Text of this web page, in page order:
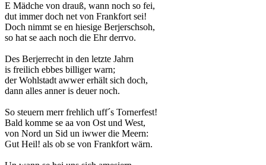
E Mädche von drauß, wann noch so fei,
dut immer doch net von Frankfort sei!
Doch nimmt se en hiesige Berjerschsoh,
so hat se aach noch die Ehr derrvo.
Des Berjerrecht in den letzte Jahrn
is freilich ebbes billiger warn;
der Wohlstadt awwer erhält sich doch,
dann alles anner is deuer noch.
So steuern merr frehlich uff´s Tornerfest!
Bald komme se aa von Ost und West,
von Nord un Sid un iwwer die Meern:
Gut Heil! als ob se von Frankfort wärn.